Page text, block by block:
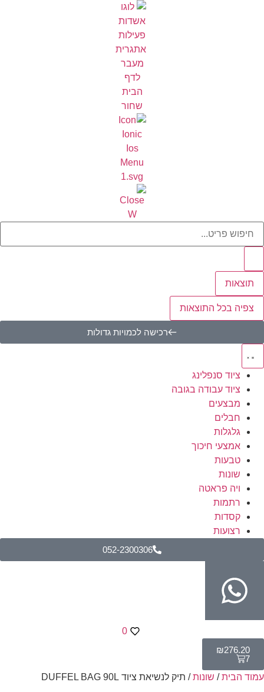
תוצאות
צפיה בכל התוצאות
רכישה לכמויות גדולות
ציוד סנפלינג
ציוד עבודה בגובה
מבצעים
חבלים
גלגלות
אמצעי חיכוך
טבעות
שונות
ויה פראטה
רתמות
קסדות
רצועות
052-2300306
0
₪276.20
7
עמוד הבית/ שונות/ תיק לנשיאת ציוד DUFFEL BAG 90L